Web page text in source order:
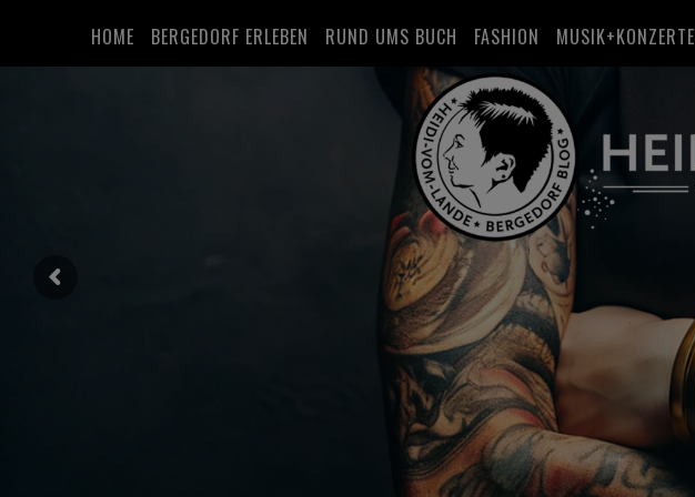
HOME BERGEDORF ERLEBEN RUND UMS BUCH FASHION MUSIK+KONZERTE